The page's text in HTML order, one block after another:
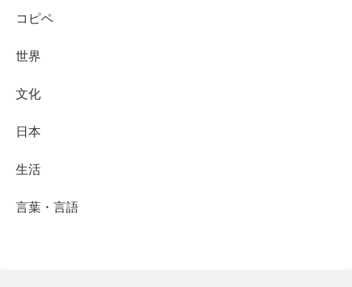
コピペ
世界
文化
日本
生活
言葉・言語